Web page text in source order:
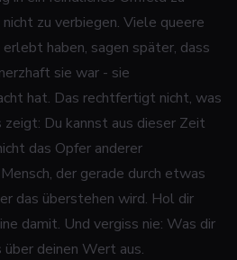
zu verbiegen. Viele queere
haben, sagen später, dass
sie war - sie
hat. Das rechtfertigt nicht, was
Du kannst aus dieser Zeit
das Opfer anderer
der gerade durch etwas
das überstehen wird. Hol dir
damit. Und vergiss nie: Was dir
deinen Wert aus.